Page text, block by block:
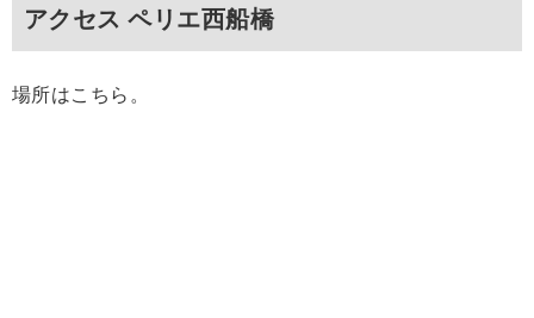
アクセス ペリエ西船橋
場所はこちら。